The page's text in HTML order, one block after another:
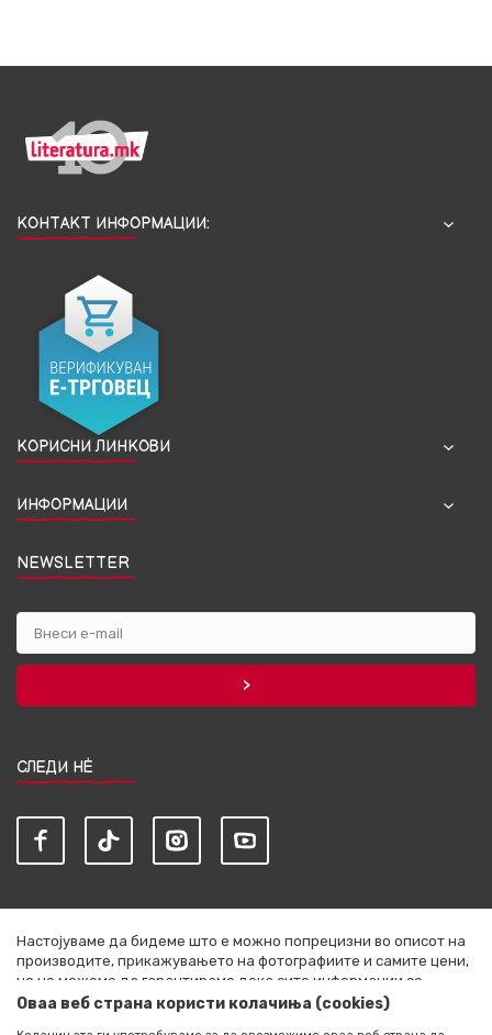
КОНТАКТ ИНФОРМАЦИИ:
КОРИСНИ ЛИНКОВИ
ИНФОРМАЦИИ
NEWSLETTER
СЛЕДИ НЀ
Настојуваме да бидеме што е можно попрецизни во описот на
производите, прикажувањето на фотографиите и самите цени,
но не можеме да гарантираме дека сите информации се
комплетни и без грешки. Сите артикли прикажани на сајтот се
Оваа веб страна користи колачиња (cookies)